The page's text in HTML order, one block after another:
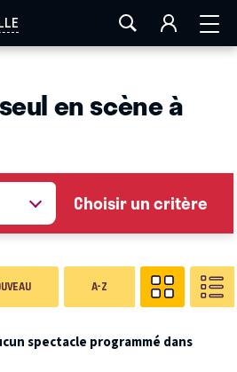
LA ROCHELLE
en scène à
Choisir un critère
A-Z
spectacle programmé dans